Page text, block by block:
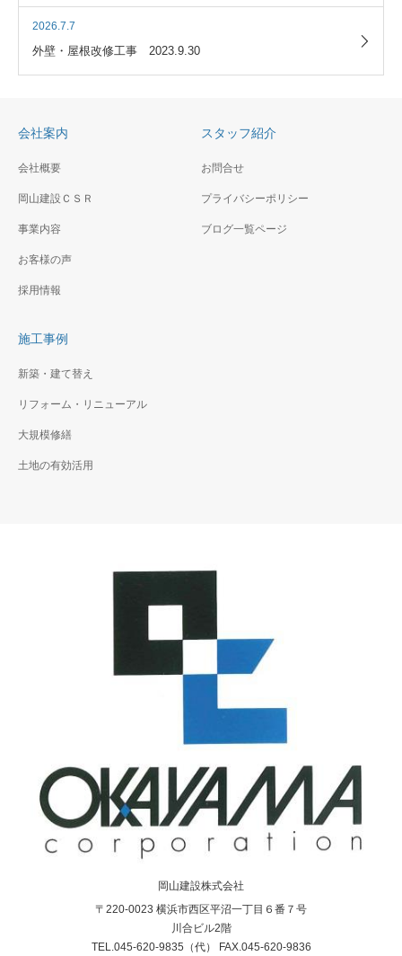
2026.7.7
外壁・屋根改修工事 2023.9.30
会社案内
会社概要
岡山建設ＣＳＲ
事業内容
お客様の声
採用情報
スタッフ紹介
お問合せ
プライバシーポリシー
ブログ一覧ページ
施工事例
新築・建て替え
リフォーム・リニューアル
大規模修繕
土地の有効活用
岡山建設株式会社
〒220-0023 横浜市西区平沼一丁目６番７号
川合ビル2階
TEL.045-620-9835（代） FAX.045-620-9836